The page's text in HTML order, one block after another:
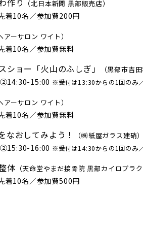
作り （北日本新聞 黒部販売店）
着10名／参加費200円
アーサロン ワイト）
着10名／参加費無料
ショー「火山のふしぎ」 （黒部市吉
15:00 ※受付は13:30からの1回のみ
アーサロン ワイト）
着10名／参加費無料
なおしてみよう！ （㈱紙屋ガラス建硝）
16:00 ※受付は14:30からの1回のみ
体 （天命堂やまだ接骨院 黒部カイロプラ
着10名／参加費500円